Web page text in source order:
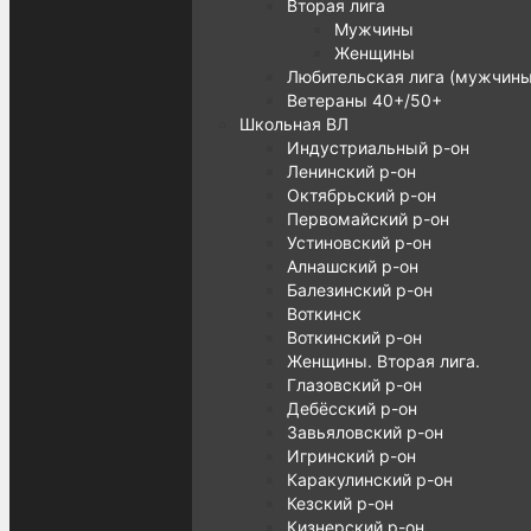
Вторая лига
Мужчины
Женщины
Любительская лига
Ветераны 40+/50+
Школьная ВЛ
Индустриальный р-он
Ленинский р-он
Октябрьский р-он
Первомайский р-он
Устиновский р-он
Алнашский р-он
Балезинский р-он
Воткинск
Воткинский р-он
Женщины. Вторая лига.
Глазовский р-он
Дебёсский р-он
Завьяловский р-он
Игринский р-он
Каракулинский р-он
Кезский р-он
Кизнерский р-он